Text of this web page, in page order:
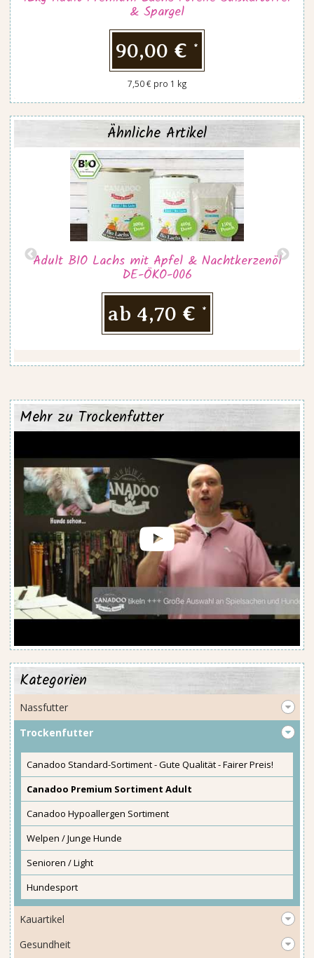
& Spargel
90,00 € *
7,50 € pro 1 kg
Ähnliche Artikel
Adult BIO Lachs mit Apfel & Nachtkerzenöl
DE-ÖKO-006
ab 4,70 € *
Mehr zu Trockenfutter
Kategorien
Nassfutter
Trockenfutter
Canadoo Standard-Sortiment - Gute Qualität - Fairer Preis!
Canadoo Premium Sortiment Adult
Canadoo Hypoallergen Sortiment
Welpen / Junge Hunde
Senioren / Light
Hundesport
Kauartikel
Gesundheit